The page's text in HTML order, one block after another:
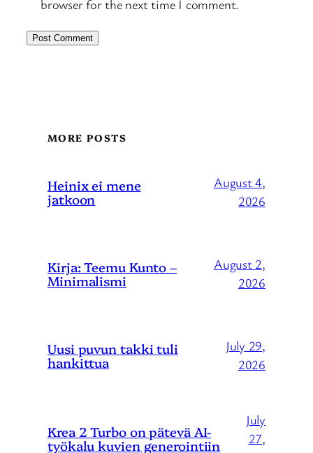
browser for the next time I comment.
MORE POSTS
Heinix ei mene
jatkoon
August 4,
2026
Kirja: Teemu Kunto –
Minimalismi
August 2,
2026
Uusi puvun takki tuli
hankittua
July 29,
2026
Krea 2 Turbo on pätevä AI-
työkalu kuvien generointiin
July
27,